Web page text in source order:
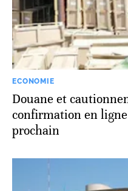
ECONOMIE
Douane et
confirmation en
prochain